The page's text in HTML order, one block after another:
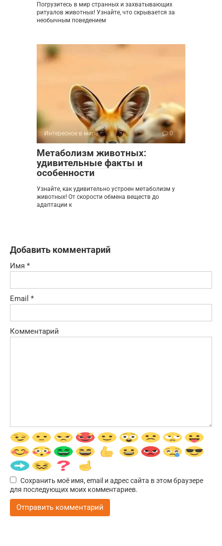
Погрузитесь в мир странных и захватывающих
ритуалов животных! Узнайте, что скрывается за
необычным поведением
Интересное в мире 0
Метаболизм животных:
удивительные факты и
особенности
Узнайте, как удивительно устроен метаболизм у
животных! От скорости обмена веществ до
адаптации к
Добавить комментарий
Имя *
Email *
Комментарий
Сохранить моё имя, email и адрес сайта в этом браузере
для последующих моих комментариев.